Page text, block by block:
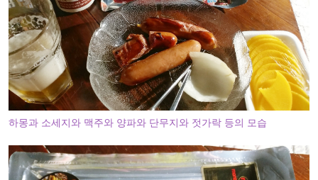
하몽과 소세지와 맥주와 양파와 단무지와 젓가락 등의 모습